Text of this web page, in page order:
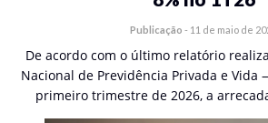
Publicação - 11 de maio de
De acordo com o último relatório
Nacional de Previdência Privada e Vida
primeiro trimestre de 2026, a